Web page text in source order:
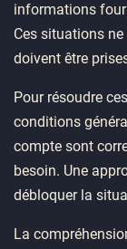
informations
Ces situations
doivent être
Pour résoudre
conditions
compte sont
besoin. Une
débloquer la
La